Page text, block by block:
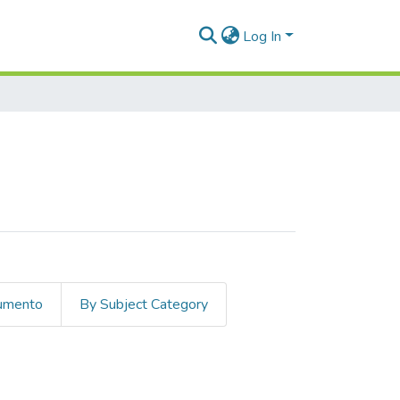
Log In
By Subject Category
Alejandra"